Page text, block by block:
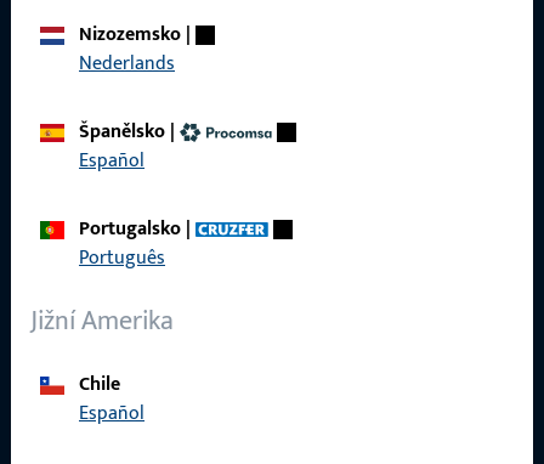
Nizozemsko|
Nederlands
Španělsko|
Español
Portugalsko|
Português
Jižní Amerika
Chile
Español
Produkty